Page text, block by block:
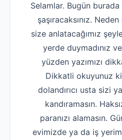
Selamlar. Bugün
şaşıracaksınız.
size anlatacağımız
yerde duymadınız
yüzden yazımızı
Dikkatli okuyunuz
dolandırıcı usta sizi
kandıramasın.
paranızı alamasın.
evimizde ya da iş